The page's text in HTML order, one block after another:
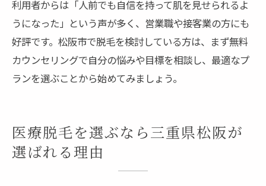
利用者からは「人前でも自信を持って肌を見せられるよ
うになった」という声が多く、営業職や接客業の方にも
好評です。松阪市で脱毛を検討している方は、まず無料
カウンセリングで自分の悩みや目標を相談し、最適なプ
ランを選ぶことから始めてみましょう。
医療脱毛を選ぶなら三重県松阪が
選ばれる理由